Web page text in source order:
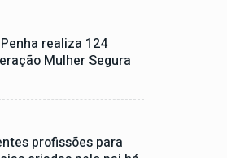
realiza 124
Mulher Segura
profissões para